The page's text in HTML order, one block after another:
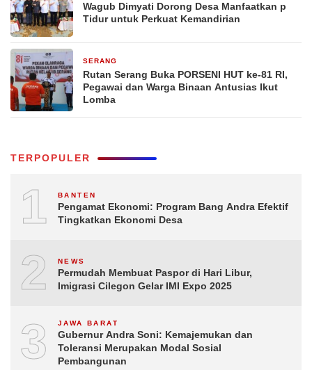
Wagub Dimyati Dorong Desa Manfaatkan p
Tidur untuk Perkuat Kemandirian
SERANG
Rutan Serang Buka PORSENI HUT ke-81 RI,
Pegawai dan Warga Binaan Antusias Ikut
Lomba
TERPOPULER
1 BANTEN
Pengamat Ekonomi: Program Bang Andra Efektif
Tingkatkan Ekonomi Desa
2 NEWS
Permudah Membuat Paspor di Hari Libur,
Imigrasi Cilegon Gelar IMI Expo 2025
3 JAWA BARAT
Gubernur Andra Soni: Kemajemukan dan
Toleransi Merupakan Modal Sosial
Pembangunan